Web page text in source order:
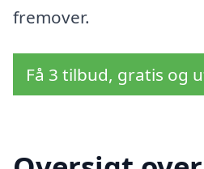
fremover.
Få 3 tilbud, gratis og